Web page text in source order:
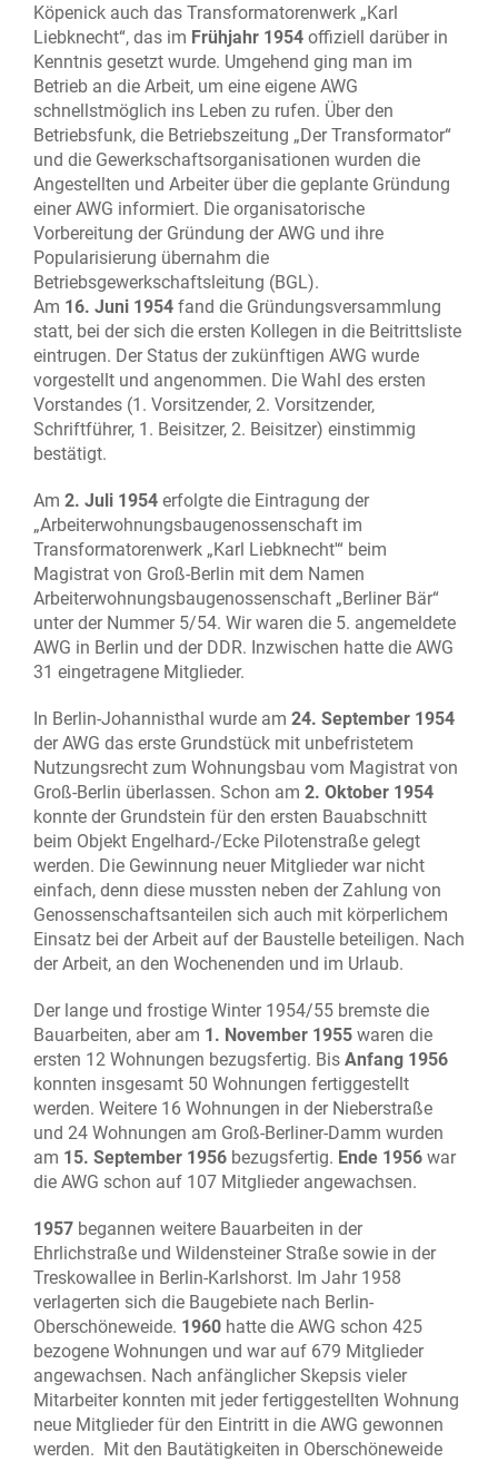
Köpenick auch das Transformatorenwerk „Karl
Liebknecht“, das im Frühjahr 1954 offiziell darüber in
Kenntnis gesetzt wurde. Umgehend ging man im
Betrieb an die Arbeit, um eine eigene AWG
schnellstmöglich ins Leben zu rufen. Über den
Betriebsfunk, die Betriebszeitung „Der Transformator“
und die Gewerkschaftsorganisationen wurden die
Angestellten und Arbeiter über die geplante Gründung
einer AWG informiert. Die organisatorische
Vorbereitung der Gründung der AWG und ihre
Popularisierung übernahm die
Betriebsgewerkschaftsleitung (BGL).
Am 16. Juni 1954 fand die Gründungsversammlung
statt, bei der sich die ersten Kollegen in die Beitrittsliste
eintrugen. Der Status der zukünftigen AWG wurde
vorgestellt und angenommen. Die Wahl des ersten
Vorstandes (1. Vorsitzender, 2. Vorsitzender,
Schriftführer, 1. Beisitzer, 2. Beisitzer) einstimmig
bestätigt.
Am 2. Juli 1954 erfolgte die Eintragung der
„Arbeiterwohnungsbaugenossenschaft im
Transformatorenwerk „Karl Liebknecht'“ beim
Magistrat von Groß-Berlin mit dem Namen
Arbeiterwohnungsbaugenossenschaft „Berliner Bär“
unter der Nummer 5/54. Wir waren die 5. angemeldete
AWG in Berlin und der DDR. Inzwischen hatte die AWG
31 eingetragene Mitglieder.
In Berlin-Johannisthal wurde am 24. September 1954
der AWG das erste Grundstück mit unbefristetem
Nutzungsrecht zum Wohnungsbau vom Magistrat von
Groß-Berlin überlassen. Schon am 2. Oktober 1954
konnte der Grundstein für den ersten Bauabschnitt
beim Objekt Engelhard-/Ecke Pilotenstraße gelegt
werden. Die Gewinnung neuer Mitglieder war nicht
einfach, denn diese mussten neben der Zahlung von
Genossenschaftsanteilen sich auch mit körperlichem
Einsatz bei der Arbeit auf der Baustelle beteiligen. Nach
der Arbeit, an den Wochenenden und im Urlaub.
Der lange und frostige Winter 1954/55 bremste die
Bauarbeiten, aber am 1. November 1955 waren die
ersten 12 Wohnungen bezugsfertig. Bis Anfang 1956
konnten insgesamt 50 Wohnungen fertiggestellt
werden. Weitere 16 Wohnungen in der Nieberstraße
und 24 Wohnungen am Groß-Berliner-Damm wurden
am 15. September 1956 bezugsfertig. Ende 1956 war
die AWG schon auf 107 Mitglieder angewachsen.
1957 begannen weitere Bauarbeiten in der
Ehrlichstraße und Wildensteiner Straße sowie in der
Treskowallee in Berlin-Karlshorst. Im Jahr 1958
verlagerten sich die Baugebiete nach Berlin-
Oberschöneweide. 1960 hatte die AWG schon 425
bezogene Wohnungen und war auf 679 Mitglieder
angewachsen. Nach anfänglicher Skepsis vieler
Mitarbeiter konnten mit jeder fertiggestellten Wohnung
neue Mitglieder für den Eintritt in die AWG gewonnen
werden. Mit den Bautätigkeiten in Oberschöneweide